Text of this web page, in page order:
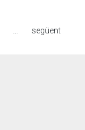
… següent